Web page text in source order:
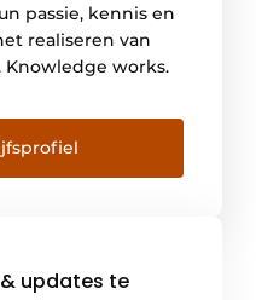
passie, kennis en
realiseren van
works.
updates te